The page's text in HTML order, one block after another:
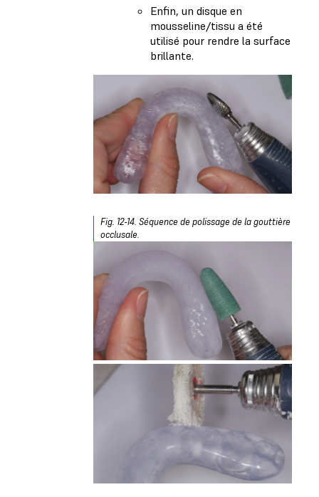
Enfin, un disque en
mousseline/tissu a été
utilisé pour rendre la surface
brillante.
Fig. 12-14. Séquence de polissage de la gouttière
occlusale.